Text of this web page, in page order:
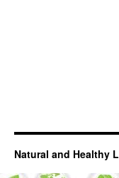
Natural and Healthy